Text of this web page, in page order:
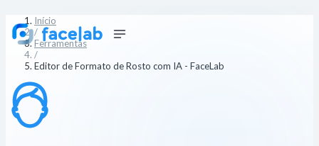
Início
/
Ferramentas
/
Editor de Formato de Rosto com IA - FaceLab